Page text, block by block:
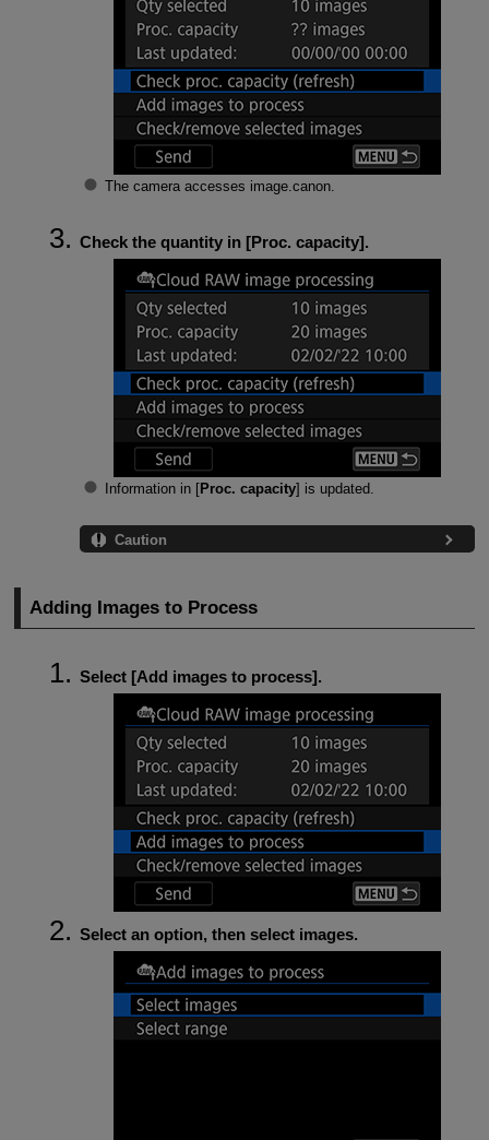
The camera accesses image.canon.
Check the quantity in [Proc. capacity].
Information in [Proc. capacity] is updated.
Caution
Adding Images to Process
Select [Add images to process].
Select an option, then select images.